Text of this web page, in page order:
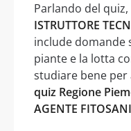
Parlando del
ISTRUTTORE
include domande
piante e la lotta
studiare bene
quiz Regione
AGENTE